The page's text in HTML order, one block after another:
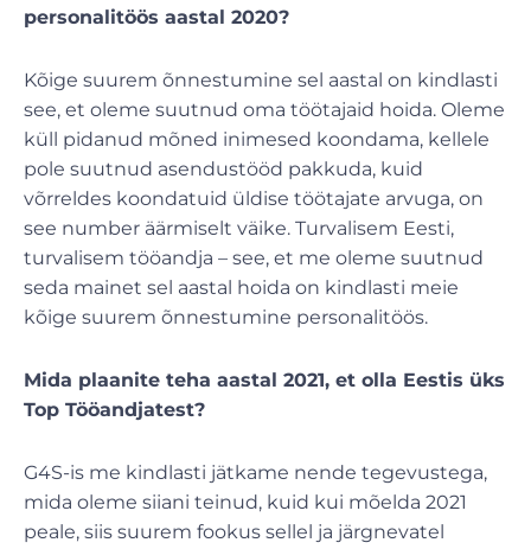
personalitöös aastal 2020?
Kõige suurem õnnestumine sel aastal on kindlasti
see, et oleme suutnud oma töötajaid hoida. Oleme
küll pidanud mõned inimesed koondama, kellele
pole suutnud asendustööd pakkuda, kuid
võrreldes koondatuid üldise töötajate arvuga, on
see number äärmiselt väike. Turvalisem Eesti,
turvalisem tööandja – see, et me oleme suutnud
seda mainet sel aastal hoida on kindlasti meie
kõige suurem õnnestumine personalitöös.
Mida plaanite teha aastal 2021, et olla Eestis üks
Top Tööandjatest?
G4S-is me kindlasti jätkame nende tegevustega,
mida oleme siiani teinud, kuid kui mõelda 2021
peale, siis suurem fookus sellel ja järgnevatel